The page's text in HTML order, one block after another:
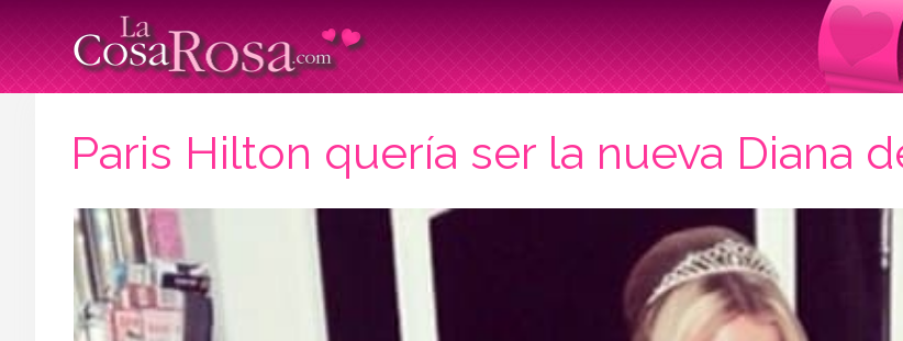
Paris Hilton quería ser la nueva Diana